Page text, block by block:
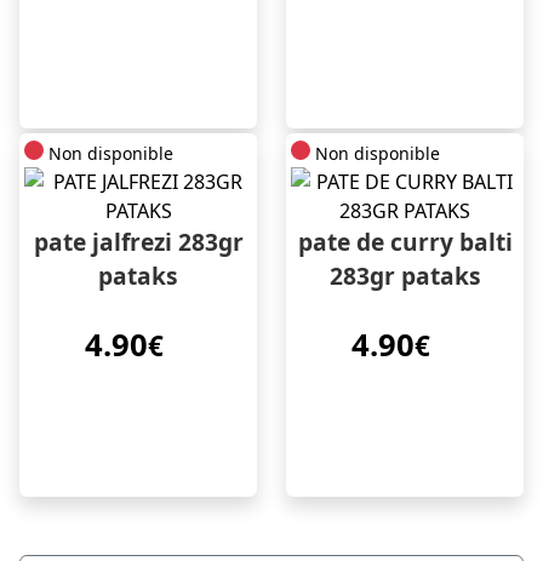
Non disponible
pate jalfrezi 283gr
pataks
4.90€
Non disponible
pate de curry balti
283gr pataks
4.90€